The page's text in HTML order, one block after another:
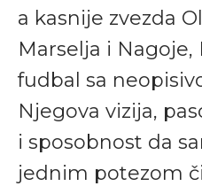
a kasnije zvezda
Marselja i Nagoje,
fudbal sa
Njegova vizija,
i sposobnost da
jednim potezom